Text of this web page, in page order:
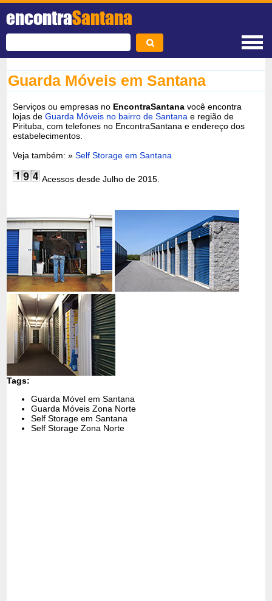
encontraSantana
Guarda Móveis em Santana
Serviços ou empresas no EncontraSantana você encontra
lojas deGuarda Móveis no bairro de Santana e região de
Pirituba, com telefones no EncontraSantana e endereço dos
estabelecimentos.
Veja também: »Self Storage em Santana
Acessos desde Julho de 2015.
Tags:
Guarda Móvel em Santana
Guarda Móveis Zona Norte
Self Storage em Santana
Self Storage Zona Norte